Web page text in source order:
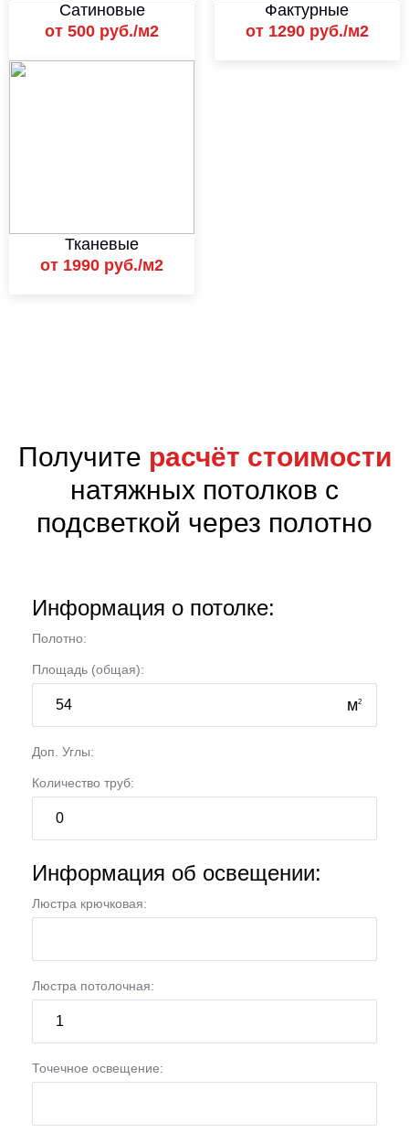
Сатиновые
от 500 руб./м2
Фактурные
от 1290 руб./м2
Тканевые
от 1990 руб./м2
Получите расчёт стоимости
натяжных потолков с
подсветкой через полотно
Информация о потолке:
Полотно:
Площадь (общая):
м2
Доп. Углы:
Количество труб:
Информация об освещении:
Люстра крючковая:
Люстра потолочная:
Точечное освещение: